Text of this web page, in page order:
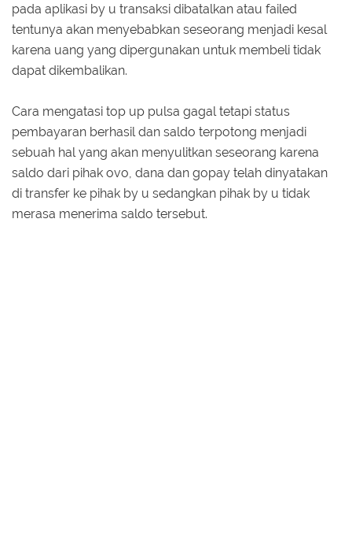
pada aplikasi by u transaksi dibatalkan atau failed
tentunya akan menyebabkan seseorang menjadi kesal
karena uang yang dipergunakan untuk membeli tidak
dapat dikembalikan.
Cara mengatasi top up pulsa gagal tetapi status
pembayaran berhasil dan saldo terpotong menjadi
sebuah hal yang akan menyulitkan seseorang karena
saldo dari pihak ovo, dana dan gopay telah dinyatakan
di transfer ke pihak by u sedangkan pihak by u tidak
merasa menerima saldo tersebut.